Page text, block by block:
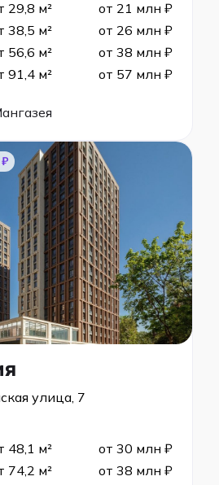
29,8 м²
от 21 млн ₽
38,5 м²
от 26 млн ₽
56,6 м²
от 38 млн ₽
91,4 м² от 57 млн ₽
улица, 7
48,1 м²
от 30 млн ₽
74,2 м²
от 38 млн ₽